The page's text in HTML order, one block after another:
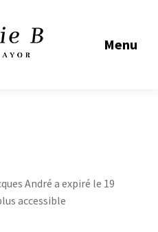
Menu
André a expiré le 19
accessible